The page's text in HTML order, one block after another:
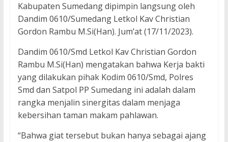
Kabupaten Sumedang dipimpin langsung oleh
Dandim 0610/Sumedang Letkol Kav Christian
Gordon Rambu M.Si(Han). Jum’at (17/11/2023).
Dandim 0610/Smd Letkol Kav Christian Gordon
Rambu M.Si(Han) mengatakan bahwa Kerja bakti
yang dilakukan pihak Kodim 0610/Smd, Polres
Smd dan Satpol PP Sumedang ini adalah dalam
rangka menjalin sinergitas dalam menjaga
kebersihan taman makam pahlawan.
“Bahwa giat tersebut bukan hanya sebagai ajang